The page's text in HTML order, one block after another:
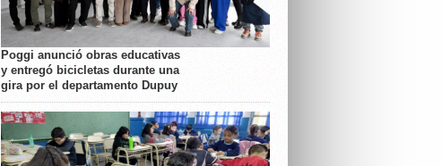
Poggi anunció obras educativas
y entregó bicicletas durante una
gira por el departamento Dupuy